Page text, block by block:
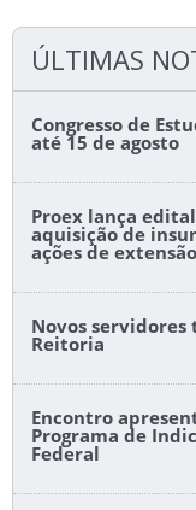
ÚLTIMAS
Congresso de
até 15 de agosto
Proex lança
aquisição de
ações de extensão
Novos servidores
Reitoria
Encontro
Programa de
Federal